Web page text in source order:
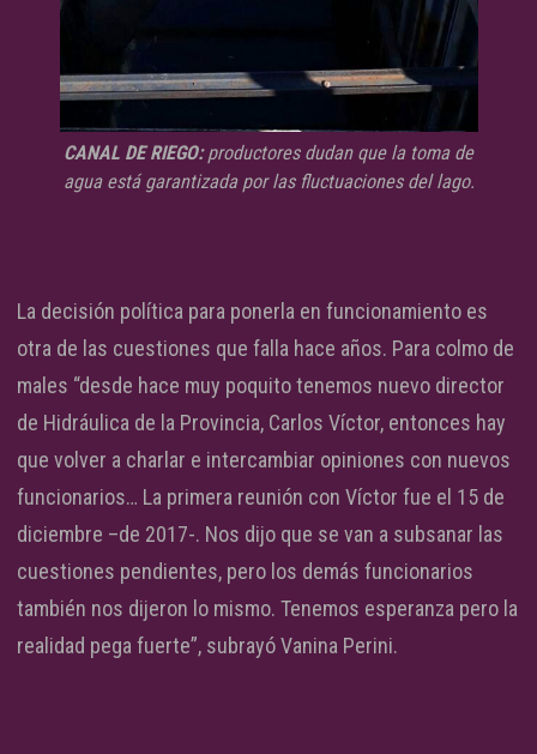
CANAL DE RIEGO:productores dudan que la toma de
agua está garantizada por las fluctuaciones del lago.
La decisión política para ponerla en funcionamiento es
otra de las cuestiones que falla hace años. Para colmo de
males “desde hace muy poquito tenemos nuevo director
de Hidráulica de la Provincia, Carlos Víctor, entonces hay
que volver a charlar e intercambiar opiniones con nuevos
funcionarios… La primera reunión con Víctor fue el 15 de
diciembre –de 2017-. Nos dijo que se van a subsanar las
cuestiones pendientes, pero los demás funcionarios
también nos dijeron lo mismo. Tenemos esperanza pero la
realidad pega fuerte”, subrayó Vanina Perini.